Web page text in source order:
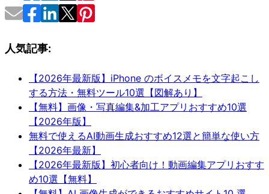
人気記事:
【2026年最新版】iPhone のボイスメモを文字起こし
する方法・無料ツール10選【図解あり】
【無料】画像・写真編集&加工アプリおすすめ10選
【2026年版】
無料で使えるAI動画生成おすすめ12選と簡単な使い方
【2026年最新】
【2026年最新版】初心者向け！動画編集アプリおすす
め10選【無料】